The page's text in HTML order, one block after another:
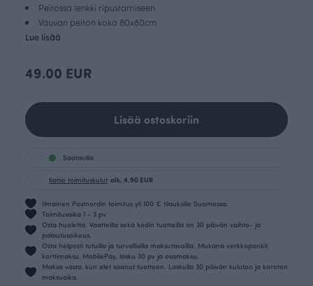
Peitossa lenkki ripustamiseen
Vauvan peiton koko 80x80cm
Lue lisää
49.00 EUR
Lisää ostoskoriin
Saatavilla
Katso toimituskulut alk. 4.90 EUR
Ilmainen Postnordin toimitus yli 100 € tilauksille Suomessa.
Toimitusaika 1 - 3 pv
Osta huoletta. Vaatteilla sekä kodin tuotteilla on 30 päivän vaihto- ja
palautusoikeus.
Osta helposti tutuilla ja turvallisilla maksutavoilla. Mukana verkkopankit,
korttimaksu, MobilePay, lasku 30 pv ja osamaksu.
Maksa vasta, kun olet saanut tuotteen. Laskulla 30 päivän kuluton ja koroton
maksuaika.